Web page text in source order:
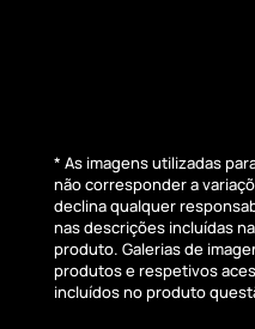
* As imagens utilizadas
não corresponder a
declina qualquer
nas descrições incluídas
produto. Galerias de
produtos e respetivos
incluídos no produto